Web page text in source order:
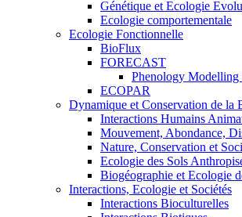
Génétique et Ecologie
Ecologie comportementale
Ecologie Fonctionnelle
BioFlux
FORECAST
Phenology Modelling
ECOPAR
Dynamique et Conservation de la
Interactions Humains
Mouvement, Abondance,
Nature, Conservation et
Ecologie des Sols
Biogéographie et Ecologie
Interactions, Ecologie et Sociétés
Interactions Bioculturelles